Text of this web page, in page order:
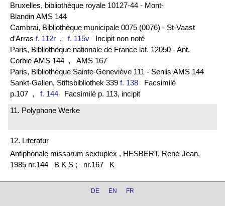
Bruxelles, bibliothèque royale 10127-44 - Mont-
Blandin AMS 144
Cambrai, Bibliothèque municipale 0075 (0076) - St-Vaast
d’Arras f. 112r , f. 115v Incipit non noté
Paris, Bibliothèque nationale de France lat. 12050 - Ant.
Corbie AMS 144 , AMS 167
Paris, Bibliothèque Sainte-Geneviève 111 - Senlis AMS 144
Sankt-Gallen, Stiftsbibliothek 339 f. 138 Facsimilé
p.107 , f. 144 Facsimilé p. 113, incipit
11. Polyphone Werke
12. Literatur
Antiphonale missarum sextuplex , HESBERT, René-Jean,
1985 nr.144 B K S ;
nr.167 K
DE EN FR